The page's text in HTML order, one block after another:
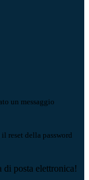
un messaggio
reset della password
di posta elettronica!